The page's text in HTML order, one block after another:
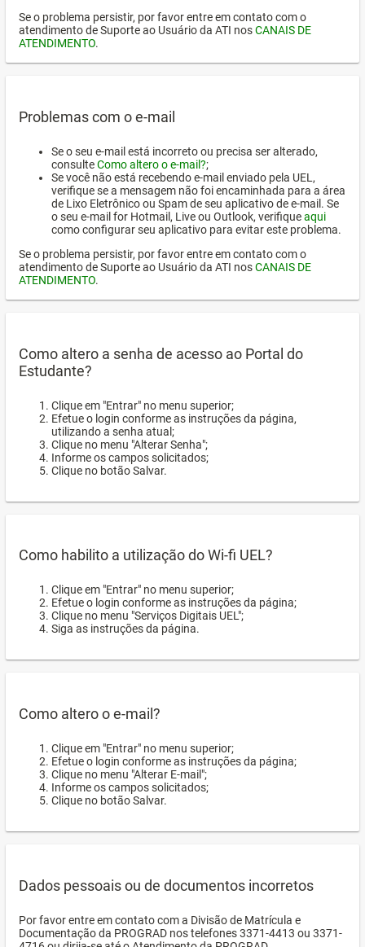
Se o problema persistir, por favor entre em contato com o
atendimento de Suporte ao Usuário da ATI nosCANAIS DE
ATENDIMENTO.
Problemas com o e-mail
Se o seu e-mail está incorreto ou precisa ser alterado,
consulteComo altero o e-mail?;
Se você não está recebendo e-mail enviado pela UEL,
verifique se a mensagem não foi encaminhada para a área
de Lixo Eletrônico ou Spam de seu aplicativo de e-mail. Se
o seu e-mail for Hotmail, Live ou Outlook, verifiqueaqui
como configurar seu aplicativo para evitar este problema.
Se o problema persistir, por favor entre em contato com o
atendimento de Suporte ao Usuário da ATI nosCANAIS DE
ATENDIMENTO.
Como altero a senha de acesso ao Portal do
Estudante?
Clique em "Entrar" no menu superior;
Efetue o login conforme as instruções da página,
utilizando a senha atual;
Clique no menu "Alterar Senha";
Informe os campos solicitados;
Clique no botão Salvar.
Como habilito a utilização do Wi-fi UEL?
Clique em "Entrar" no menu superior;
Efetue o login conforme as instruções da página;
Clique no menu "Serviços Digitais UEL";
Siga as instruções da página.
Como altero o e-mail?
Clique em "Entrar" no menu superior;
Efetue o login conforme as instruções da página;
Clique no menu "Alterar E-mail";
Informe os campos solicitados;
Clique no botão Salvar.
Dados pessoais ou de documentos incorretos
Por favor entre em contato com a Divisão de Matrícula e
Documentação da PROGRAD nos telefones 3371-4413 ou 3371-